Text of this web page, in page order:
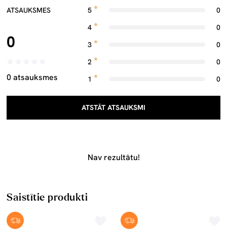
ATSAUKSMES
0
0 atsauksmes
5
0
4
0
3
0
2
0
1
0
ATSTĀT ATSAUKSMI
Nav rezultātu!
Saistītie produkti